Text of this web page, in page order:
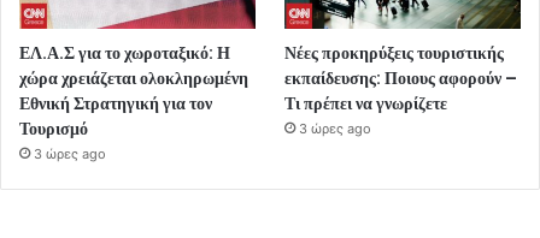
ΕΛ.Α.Σ για το χωροταξικό: Η
χώρα χρειάζεται ολοκληρωμένη
Εθνική Στρατηγική για τον
Τουρισμό
3 ώρες ago
Νέες προκηρύξεις τουριστικής
εκπαίδευσης: Ποιους αφορούν –
Τι πρέπει να γνωρίζετε
3 ώρες ago